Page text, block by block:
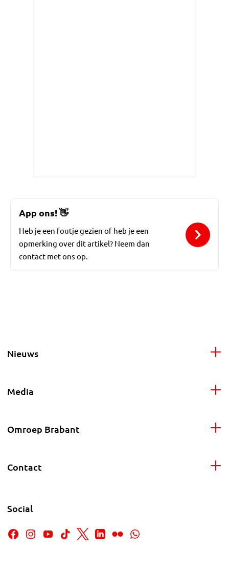
App ons!👋
Heb je een foutje gezien of heb je een
opmerking over dit artikel? Neem dan
contact met ons op.
Nieuws
Media
Omroep Brabant
Contact
Social